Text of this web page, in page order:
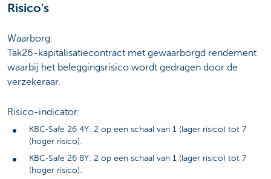
Risico's
Waarborg:
Tak26-kapitalisatiecontract met gewaarborgd rendement
waarbij het beleggingsrisico wordt gedragen door de
verzekeraar.
Risico-indicator:
KBC-Safe 26 4Y: 2 op een schaal van 1 (lager risico) tot 7
(hoger risico).
KBC-Safe 26 8Y: 2 op een schaal van 1 (lager risico) tot 7
(hoger risico).